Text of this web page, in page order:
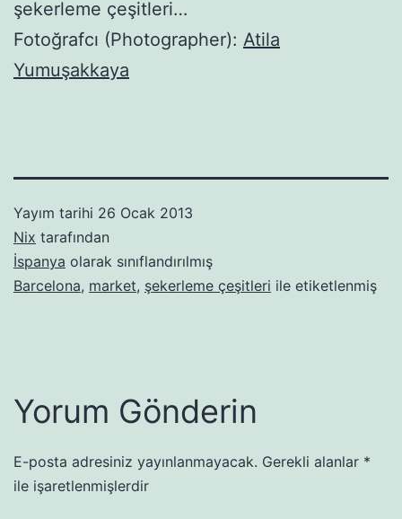
şekerleme çeşitleri…
Fotoğrafcı (Photographer): Atila
Yumuşakkaya
Yayım tarihi 26 Ocak 2013
Nix tarafından
İspanya olarak sınıflandırılmış
Barcelona, market, şekerleme çeşitleri ile etiketlenmiş
Yorum Gönderin
E-posta adresiniz yayınlanmayacak. Gerekli alanlar *
ile işaretlenmişlerdir